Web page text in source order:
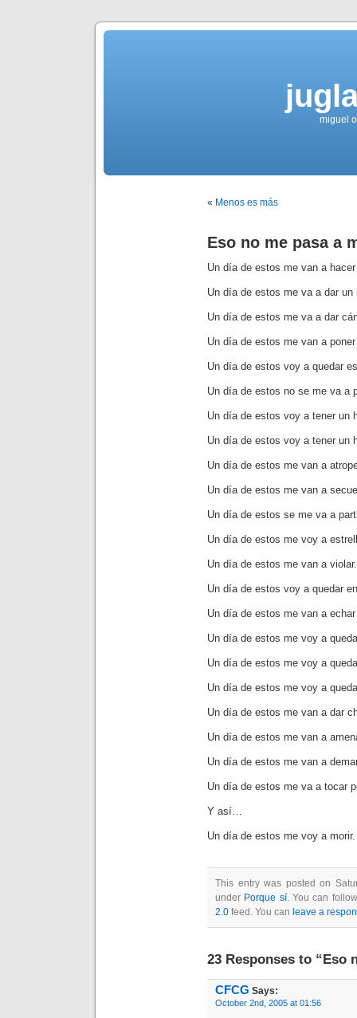
miguel
« Menos es más
Eso no me pasa a
Un día de estos me van a
Un día de estos me va a dar un
Un día de estos me va a dar
Un día de estos me van a
Un día de estos voy a quedar
Un día de estos no se me va a
Un día de estos voy a tener un
Un día de estos voy a tener un
Un día de estos me van a
Un día de estos me van a
Un día de estos se me va a
Un día de estos me voy a
Un día de estos me van a violar.
Un día de estos voy a quedar
Un día de estos me van a
Un día de estos me voy a
Un día de estos me voy a
Un día de estos me voy a
Un día de estos me van a dar
Un día de estos me van a
Un día de estos me van a
Un día de estos me va a tocar
Y así…
Un día de estos me voy a morir.
This entry was posted on
under Porque sí. You can
2.0 feed. You can leave a
23 Responses to “Eso
CFCG Says:
October 2nd, 2005 at 01:56